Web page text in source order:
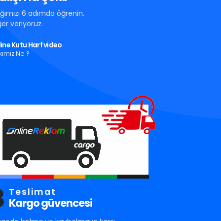
6 adımda öğrenin.
veriyoruz.
Kutu Harf video
Ne ?
Teslimat
Kargo güvencesi